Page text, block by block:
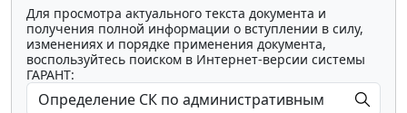
Для просмотра актуального текста документа и
получения полной информации о вступлении в силу,
изменениях и порядке применения документа,
воспользуйтесь поиском в Интернет-версии системы
ГАРАНТ: